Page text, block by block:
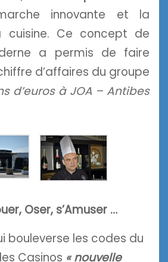
innovante et la
cuisine. Ce concept de
a permis de faire
d’affaires du groupe
d’euros à JOA – Antibes
Oser, s’Amuser …
bouleverse les codes du
Casinos « nouvelle